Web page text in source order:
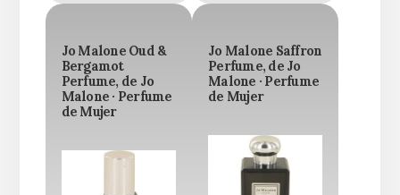
Jo Malone Oud &
Bergamot
Perfume, de Jo
Malone · Perfume
de Mujer
Jo Malone Saffron
Perfume, de Jo
Malone · Perfume
de Mujer